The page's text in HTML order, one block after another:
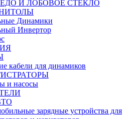
И ЛОБОВОЕ СТЕКЛО
Динамики
Инвертор
кабели для динамиков
и насосы
зарядные устройства для